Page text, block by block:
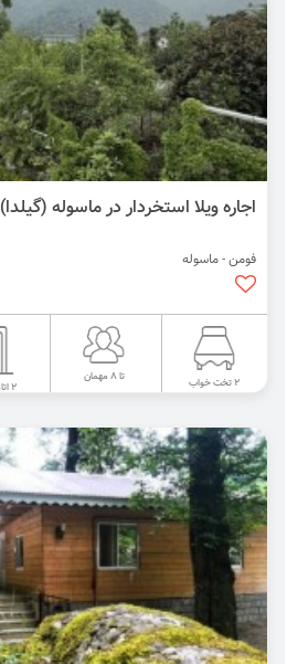
اجاره ویلا استخردار در ماسوله (گیلدا)
فومن - ماسوله
2 تخت خواب تا 8 مهمان
2 اتاق خواب